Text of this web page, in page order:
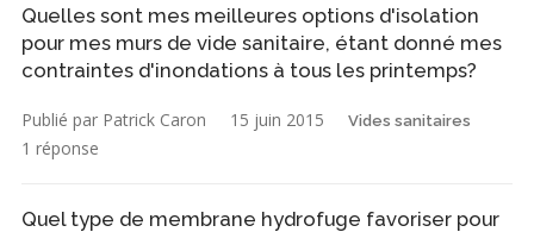
Quelles sont mes meilleures options d'isolation
pour mes murs de vide sanitaire, étant donné mes
contraintes d'inondations à tous les printemps?
Publié par Patrick Caron 15 juin 2015 Vides sanitaires
1 réponse
Quel type de membrane hydrofuge favoriser pour